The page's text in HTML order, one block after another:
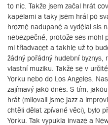
to nic. Takže jsem začal hrát
kapelami a taky jsem hrál po
hrozně nadupané a vydělal sis
nebezpečné, protože ses mohl
mi třiadvacet a takhle už to
žádný pořádný hudební
vlastní muziku. Takže se v
Yorku nebo do Los Angeles.
zajímavý jako dnes. S tím,
hrát (milovali jsme jazz a
chtěli dělat zpívané věci), bylo
Yorku. Tak vypukla invaze a